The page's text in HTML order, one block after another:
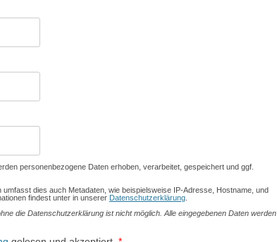
personenbezogene Daten erhoben, verarbeitet, gespeichert und ggf.
dies auch Metadaten, wie beispielsweise IP-Adresse, Hostname, und
findest unter in unserer Datenschutzerklärung
die Datenschutzerklärung ist nicht möglich. Alle eingegebenen Daten werden